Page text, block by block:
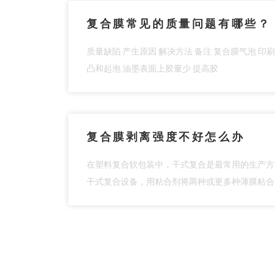
复合膜常见的质量问题有哪些？
质量缺陷 产生原因 解决方法 备注 复合膜气泡 印
凸和起泡 油墨表面上胶量少 提高胶
复合膜剥离强度不好怎么办
在塑料复合软包装中，干式复合是最常用的生产
干式复合设备，用粘合剂将两种或更多种薄膜粘合